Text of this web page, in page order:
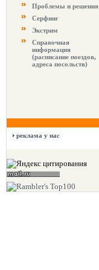
Проблемы и решения
Серфинг
Экстрим
Справочная
информация
(расписание поездов,
адреса посольств)
реклама у нас